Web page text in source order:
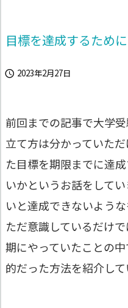
目標を達成するため
 2023年2月27日
前回までの記事で大学
立て方は分かっていた
た目標を期限までに達
いかというお話をして
いと達成できないよう
ただ意識しているだけ
期にやっていたことの
的だった方法を紹介して